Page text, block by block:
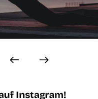
Instagram!